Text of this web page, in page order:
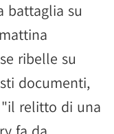
battaglia su
ribelle su
documenti,
relitto di una